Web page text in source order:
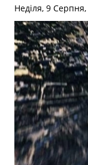
Неділя, 9